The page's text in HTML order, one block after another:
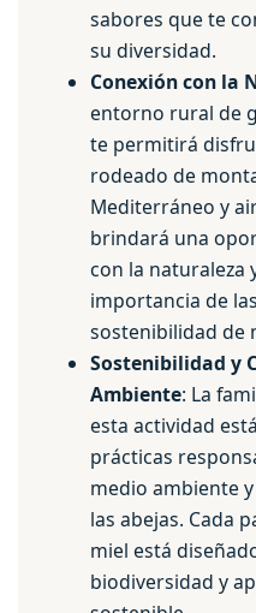
sabores que te
su diversidad.
Conexión con la
entorno rural de
te permitirá
rodeado de
Mediterráneo y
brindará una
con la naturaleza
importancia de
sostenibilidad de
Sostenibilidad y
Ambiente: La
esta actividad
prácticas
medio ambiente
las abejas. Cada
miel está
biodiversidad y